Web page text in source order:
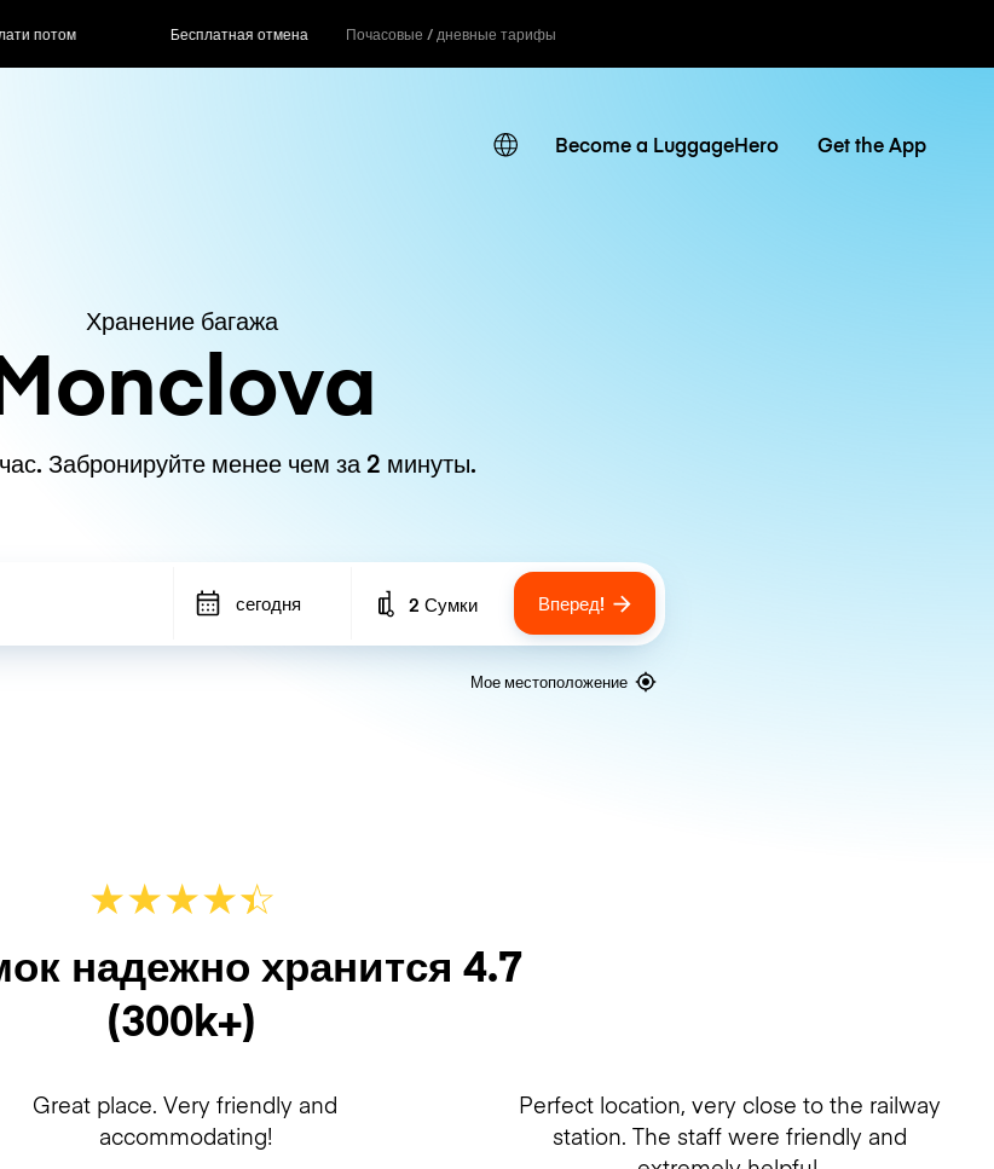
Бесплатная отмена Почасовые / дневные тарифы
Become a LuggageHero Get the App
Хранение багажа
Забронируйте менее чем за 2 минуты.
сегодня Number of bags
2 Сумки Вперед!
Мое местоположение
★★★★☆
★
надежно хранится 4.7
(300k+)
Great place. Very friendly and
accommodating!
Perfect location, very close to the railway
station. The staff were friendly and